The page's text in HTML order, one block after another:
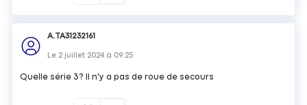
A.TA31232161
Le 2 juillet 2024 à 09:25
Quelle série 3? Il n'y a pas de roue de secours